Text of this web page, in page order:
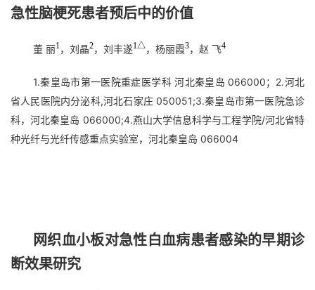
急性脑梗死患者预后中的价值
董 丽1 ，刘晶2，刘丰遂1△ ，杨丽霞3，赵 飞4
1.秦皇岛市第一医院重症医学科 河北秦皇岛 066000；2.河北
省人民医院内分泌科,河北石家庄 050051;3.秦皇岛市第一医院急诊
科，河北秦皇岛 066000;4.燕山大学信息科学与工程学院/河北省特
种光纤与光纤传感重点实验室，河北秦皇岛 066004
网织血小板对急性白血病患者感染的早期诊
断效果研究